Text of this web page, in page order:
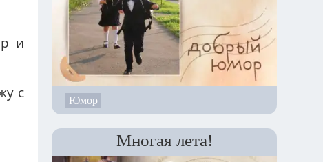
и
с
Юмор
Многая лета!